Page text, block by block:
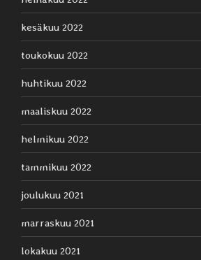
kesäkuu 2022
toukokuu 2022
huhtikuu 2022
maaliskuu 2022
helmikuu 2022
tammikuu 2022
joulukuu 2021
marraskuu 2021
lokakuu 2021